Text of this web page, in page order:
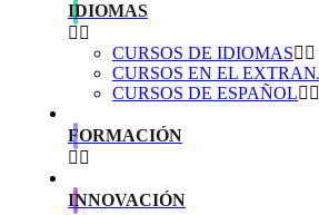
IDIOMAS
CURSOS DE IDIOMAS
CURSOS EN EL
CURSOS DE ESPAÑOL
FORMACIÓN
INNOVACIÓN